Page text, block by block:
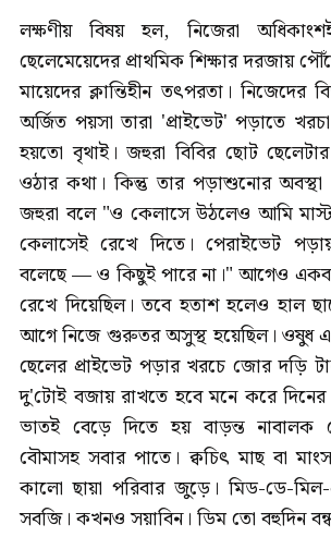
লক্ষণীয় বিষয় হল, নিজেরা
ছেলেমেয়েদের প্রাথমিক শিক্ষার দরজায়
মায়েদের ক্লান্তিহীন তৎপরতা। নিজেদের
অর্জিত পয়সা তারা 'প্রাইভেট' পড়াতে
হয়তো বৃথাই। জহুরা বিবির ছোট
ওঠার কথা। কিন্তু তার পড়াশুনোর
জহুরা বলে "ও কেলাসে উঠলেও আমি
কেলাসেই রেখে দিতে। পেরাইভেট
বলেছে — ও কিছুই পারে না।" আগেও
রেখে দিয়েছিল। তবে হতাশ হলেও হাল
আগে নিজে গুরুতর অসুস্থ হয়েছিল। ওষুধ
ছেলের প্রাইভেট পড়ার খরচে জোর দড়ি
দু'টোই বজায় রাখতে হবে মনে করে
ভাতই বেড়ে দিতে হয় বাড়ন্ত নাবালক
বৌমাসহ সবার পাতে। ক্বচিৎ মাছ বা
কালো ছায়া পরিবার জুড়ে। মিড-ডে-
সবজি। কখনও সয়াবিন। ডিম তো বহুদিন